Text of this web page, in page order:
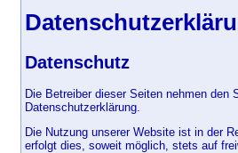
Datenschutz
Die Betreiber dieser Seiten nehmen den
Datenschutzerklärung.
Die Nutzung unserer Website ist in der
erfolgt dies, soweit möglich, stets auf